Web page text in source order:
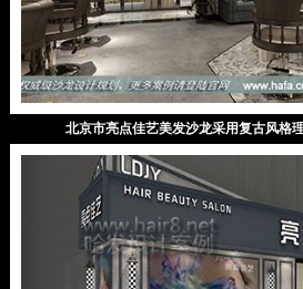
北京市亮点佳艺美发沙龙采用复古风格